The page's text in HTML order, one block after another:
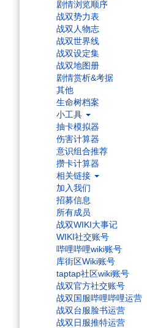
剧情浏览顺序
战双势力表
战双人物志
战双世界线
战双设定集
战双地图册
剧情赏析&考据
其他
生命树档案
小工具
抽卡模拟器
伤害计算器
意识组合推荐
攒卡计算器
相关链接
加入我们
招募信息
所有成员
战双WIKI大事记
WIKI社交账号
哔哩哔哩wiki账号
库街区Wiki账号
taptap社区wiki账号
战双官方社交账号
战双国服哔哩哔哩运营
战双台服脸书运营
战双日服推特运营